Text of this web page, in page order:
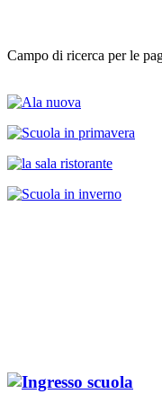
Campo di ricerca per le